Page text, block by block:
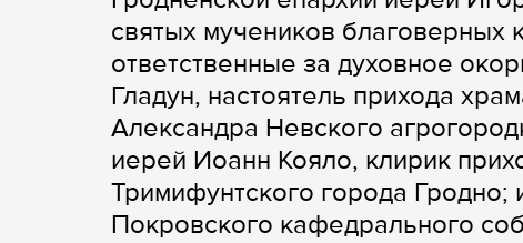
святых мучеников благоверных
ответственные за духовное
Гладун, настоятель прихода
Александра Невского
иерей Иоанн Кояло, клирик
Тримифунтского города
Покровского кафедрального